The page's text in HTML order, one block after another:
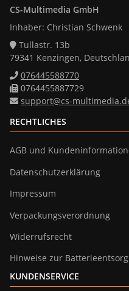
CS-Multimedia GmbH
Inhaber: Christian Schwenk
Tullastr. 13b
79341 Kenzingen,
076445588770
0764455887729
support@cs-
RECHTLICHES
AGB und
Datenschutzerklärung
Impressum
Verpackungsverordnung
Widerrufsrecht
Hinweise zur
KUNDENSERVICE